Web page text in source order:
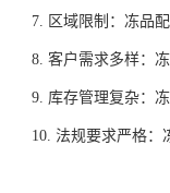
7. 区域限制：冻品
8. 客户需求多样：
9. 库存管理复杂：
10. 法规要求严格：